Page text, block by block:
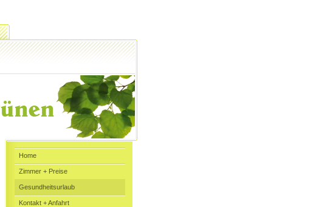
Home
Zimmer + Preise
Gesundheitsurlaub
Kontakt + Anfahrt